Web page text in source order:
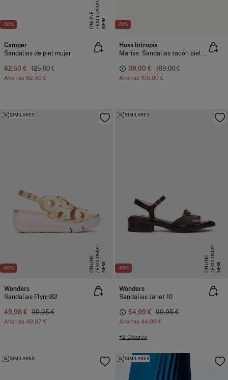
-50% NEW
E
X
C
L
US
I
V
O
O
N
L
I
N
E
Camper
Sandalias de piel mujer
62,50 € 125,00 €
Ahorras 62,50 €
-79%
Hoss Intropia
Marisa. Sandalias tacón piel grabada
39,00 € 189,00 €
Ahorras 150,00 €
-50% NEW
E
X
C
L
US
I
V
O
O
N
L
I
N
E
SIMILARES
Wonders
Sandalias Flynn82
49,98 € 99,95 €
Ahorras 49,97 €
-45% NEW
E
X
C
L
US
I
V
O
O
N
L
I
N
E
SIMILARES
Wonders
Sandalias Janet 10
54,99 € 99,95 €
Ahorras 44,96 €
+2 Colores
SIMILARES SIMILARES